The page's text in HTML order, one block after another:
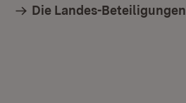
Die Landes-Beteiligungen